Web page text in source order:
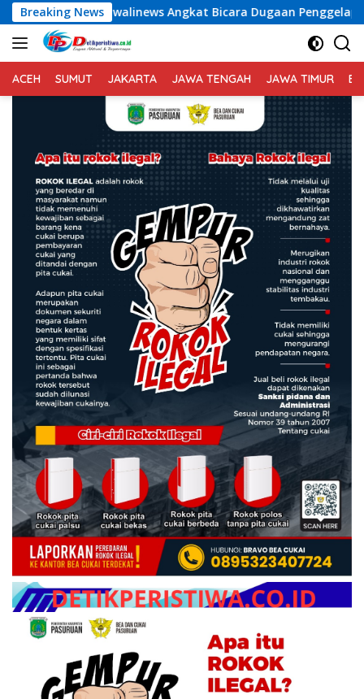
Langsung
ke
konten
Breaking News
Angkat Bicara Dugaan Penggelapan Dana Desa Rp 84
ACEH SUMUT JAKARTA JAWA TENGAH JAWA TIMUR